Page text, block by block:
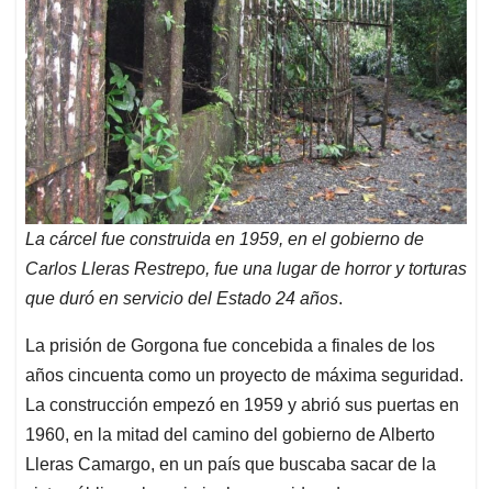
La cárcel fue construida en 1959, en el gobierno de
Carlos Lleras Restrepo, fue una lugar de horror y torturas
que duró en servicio del Estado 24 años.
La prisión de Gorgona fue concebida a finales de los
años cincuenta como un proyecto de máxima seguridad.
La construcción empezó en 1959 y abrió sus puertas en
1960, en la mitad del camino del gobierno de Alberto
Lleras Camargo, en un país que buscaba sacar de la